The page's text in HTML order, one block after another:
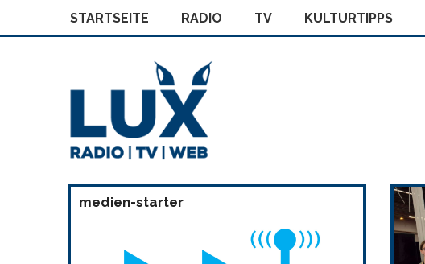
STARTSEITE RADIO TV KULTURTIPPS
medien-starter